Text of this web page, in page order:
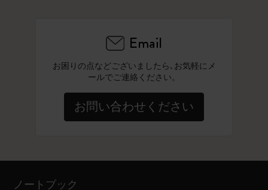
Email
お困りの点などございましたら､お気軽にメ
ールでご連絡ください。
お問い合わせください
ノートブック